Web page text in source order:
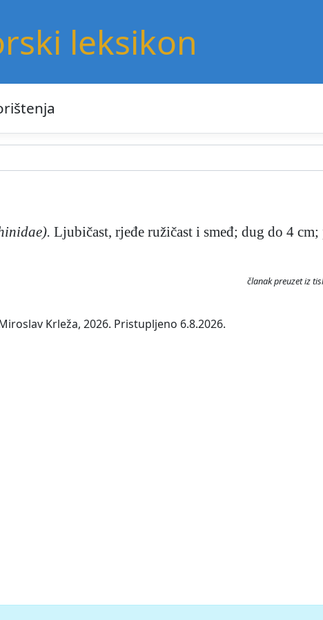
leksikon
Ljubičast, rjeđe ružičast i smeđ; dug do 4
članak preuzet iz
Krleža, 2026. Pristupljeno 6.8.2026.